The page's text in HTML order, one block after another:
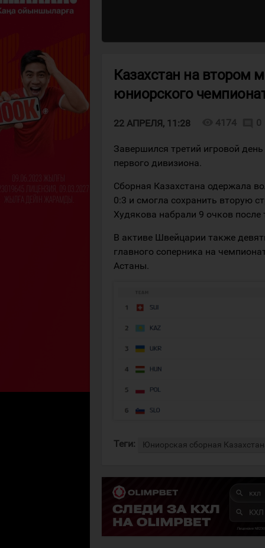
Казахстан на втором
юниорского
22 АПРЕЛЯ, 11:28 4174 0
Завершился третий игровой
первого дивизиона.
Сборная Казахстана одержала
0:3 и смогла сохранить вторую
Худякова набрали 9 очков после
В активе Швейцарии также
главного соперника на
Астаны.
Теги: Юниорская сборная